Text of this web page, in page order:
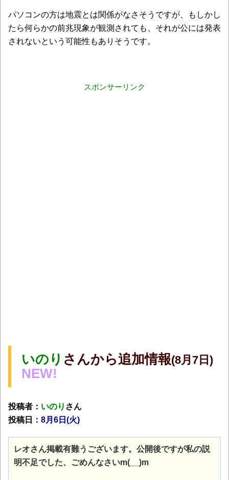
パソコンの方は地震とは関係がなさそうですが、もしかし
たら何らかの前兆現象が観測されても、それが公には発表
されないという可能性もありそうです。
スポンサーリンク
いのり さんから追加情報(8月7日)
NEW!
投稿者： いのり さん
投稿日： 8月6日(火)
レオさん掲載有難うございます。公開後ですが私の説
明不足でした、ごめんなさいm(__)m